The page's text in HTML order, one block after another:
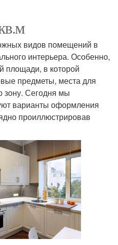
видов помещений в
интерьера. Особенно,
площади, в которой
предметы, места для
зону. Сегодня мы
варианты оформления
проиллюстрировав